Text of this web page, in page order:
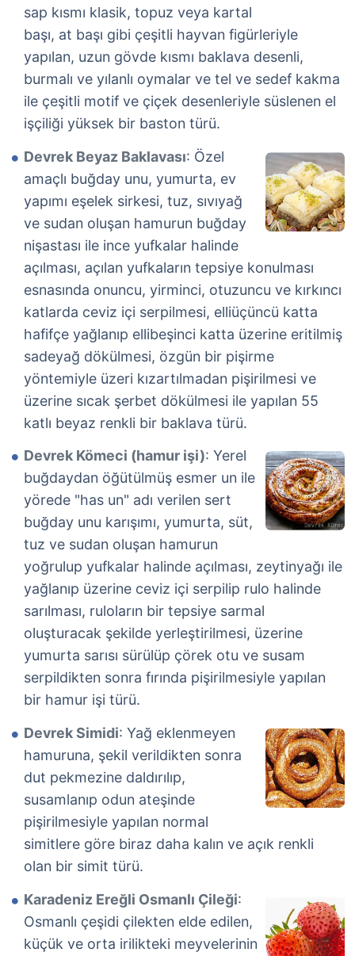
sap kısmı klasik, topuz veya kartal
başı, at başı gibi çeşitli hayvan figürleriyle
yapılan, uzun gövde kısmı baklava desenli,
burmalı ve yılanlı oymalar ve tel ve sedef kakma
ile çeşitli motif ve çiçek desenleriyle süslenen el
işçiliği yüksek bir baston türü.
Devrek Beyaz Baklavası: Özel
amaçlı buğday unu, yumurta, ev
yapımı eşelek sirkesi, tuz, sıvıyağ
ve sudan oluşan hamurun buğday
nişastası ile ince yufkalar halinde
açılması, açılan yufkaların tepsiye konulması
esnasında onuncu, yirminci, otuzuncu ve kırkıncı
katlarda ceviz içi serpilmesi, elliüçüncü katta
hafifçe yağlanıp ellibeşinci katta üzerine eritilmiş
sadeyağ dökülmesi, özgün bir pişirme
yöntemiyle üzeri kızartılmadan pişirilmesi ve
üzerine sıcak şerbet dökülmesi ile yapılan 55
katlı beyaz renkli bir baklava türü.
Devrek Kömeci (hamur işi): Yerel
buğdaydan öğütülmüş esmer un ile
yörede "has un" adı verilen sert
buğday unu karışımı, yumurta, süt,
tuz ve sudan oluşan hamurun
yoğrulup yufkalar halinde açılması, zeytinyağı ile
yağlanıp üzerine ceviz içi serpilip rulo halinde
sarılması, ruloların bir tepsiye sarmal
oluşturacak şekilde yerleştirilmesi, üzerine
yumurta sarısı sürülüp çörek otu ve susam
serpildikten sonra fırında pişirilmesiyle yapılan
bir hamur işi türü.
Devrek Simidi: Yağ eklenmeyen
hamuruna, şekil verildikten sonra
dut pekmezine daldırılıp,
susamlanıp odun ateşinde
pişirilmesiyle yapılan normal
simitlere göre biraz daha kalın ve açık renkli
olan bir simit türü.
Karadeniz Ereğli Osmanlı Çileği:
Osmanlı çeşidi çilekten elde edilen,
küçük ve orta irilikteki meyvelerinin